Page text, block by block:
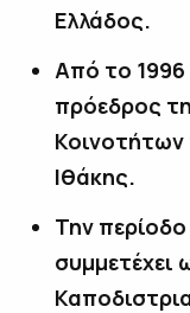
Ελλάδος.
Από το 1996
πρόεδρος
Ιθάκης.
Την
συμμετέχει